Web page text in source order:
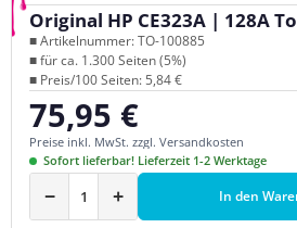
Original HP CE323A | 128A
■ Artikelnummer: TO-100885
■ für ca. 1.300 Seiten (5%)
■ Preis/100 Seiten: 5,84 €
Regulärer Preis:
75,95 €
Preise inkl. MwSt. zzgl. Versandkosten
Sofort lieferbar! Lieferzeit 1-2 Werktage
− + In den